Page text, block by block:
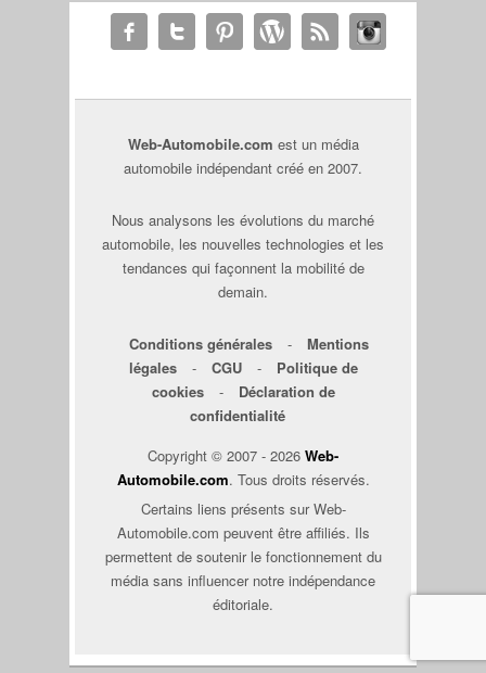
Web-Automobile.com est un média
automobile indépendant créé en 2007.
Nous analysons les évolutions du marché
automobile, les nouvelles technologies et les
tendances qui façonnent la mobilité de
demain.
Conditions générales -
Mentions
légales
- CGU -
Politique de
cookies
-
Déclaration de
confidentialité
Copyright © 2007 - 2026 Web-
Automobile.com. Tous droits réservés.
Certains liens présents sur Web-
Automobile.com peuvent être affiliés. Ils
permettent de soutenir le fonctionnement du
média sans influencer notre indépendance
éditoriale.